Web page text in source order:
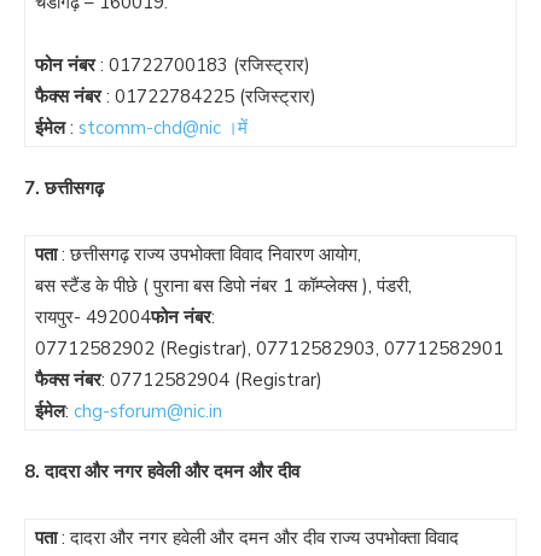
फोन नंबर: 01722700183 (रजिस्ट्रार)
फैक्स नंबर: 01722784225 (रजिस्ट्रार)
ईमेल: stcomm-chd@nic ।में
7. छत्तीसगढ़
पता: छत्तीसगढ़ राज्य उपभोक्ता विवाद निवारण आयोग,
बस स्टैंड के पीछे ( पुराना बस डिपो नंबर 1 कॉम्प्लेक्स ), पंडरी,
रायपुर- 492004फोन नंबर:
07712582902 (Registrar), 07712582903, 07712582901
फैक्स नंबर: 07712582904 (Registrar)
ईमेल: chg-sforum@nic.in
8. दादरा और नगर हवेली और दमन और दीव
पता: दादरा और नगर हवेली और दमन और दीव राज्य उपभोक्ता विवाद